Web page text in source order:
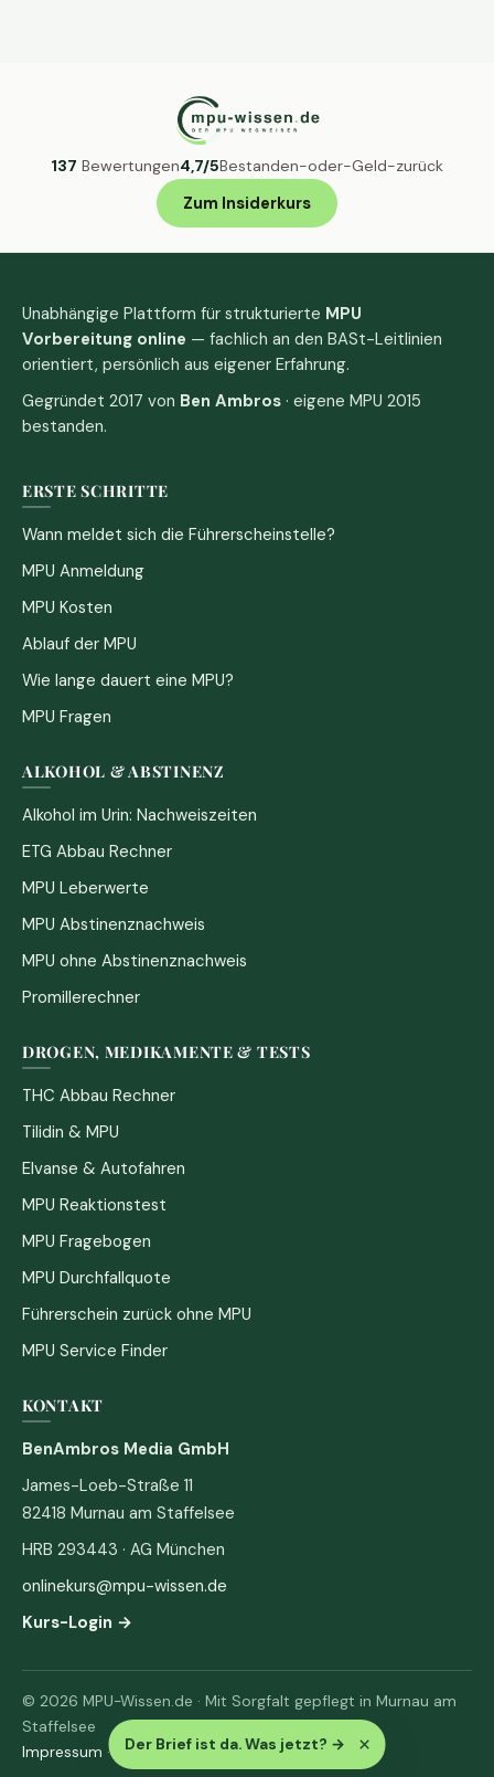
Der Brief ist da. Was jetzt? → ×
137 Bewertungen4,7/5Bestanden-oder-Geld-zurück
Zum Insiderkurs
Unabhängige Plattform für strukturierte MPU
Vorbereitung online — fachlich an den BASt-Leitlinien
orientiert, persönlich aus eigener Erfahrung.
Gegründet 2017 von Ben Ambros · eigene MPU 2015
bestanden.
ERSTE SCHRITTE
Wann meldet sich die Führerscheinstelle?
MPU Anmeldung
MPU Kosten
Ablauf der MPU
Wie lange dauert eine MPU?
MPU Fragen
ALKOHOL & ABSTINENZ
Alkohol im Urin: Nachweiszeiten
ETG Abbau Rechner
MPU Leberwerte
MPU Abstinenznachweis
MPU ohne Abstinenznachweis
Promillerechner
DROGEN, MEDIKAMENTE & TESTS
THC Abbau Rechner
Tilidin & MPU
Elvanse & Autofahren
MPU Reaktionstest
MPU Fragebogen
MPU Durchfallquote
Führerschein zurück ohne MPU
MPU Service Finder
KONTAKT
BenAmbros Media GmbH
James-Loeb-Straße 11
82418 Murnau am Staffelsee
HRB 293443 · AG München
onlinekurs@mpu-wissen.de
Kurs-Login →
© 2026 MPU-Wissen.de · Mit Sorgfalt gepflegt in Murnau am
Staffelsee
Impressum · Datenschutz & AGB